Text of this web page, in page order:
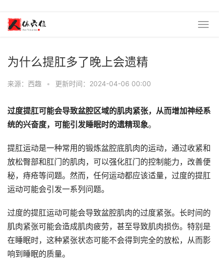
为什么提肛多了晚上会遗精
来源：西趣 • 更新时间：2024-04-06 00:00
过度提肛可能会导致盆腔区域的肌肉紧张，从而增加神经系
统的兴奋度，可能引发睡眠时的遗精现象。
提肛运动是一种常用的锻炼盆腔底肌肉的运动，通过收紧和
放松臀部和肛门的肌肉，可以强化肛门的控制能力，改善便
秘，痔疮等问题。然而，任何运动都应该适量，过度的提肛
运动可能会引发一系列问题。
过度的提肛运动可能会导致盆腔肌肉的过度紧张。长时间的
肌肉紧张可能会造成肌肉疲劳，甚至导致肌肉损伤。特别是
在睡眠时，这种紧张状态可能不会得到完全的放松，从而影
响到睡眠的质量。